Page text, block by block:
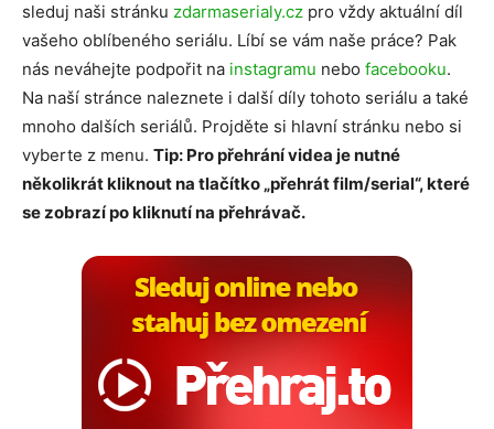
sleduj naši stránku zdarmaserialy.cz pro vždy aktuální díl
vašeho oblíbeného seriálu. Líbí se vám naše práce? Pak
nás neváhejte podpořit na instagramu nebo facebooku.
Na naší stránce naleznete i další díly tohoto seriálu a také
mnoho dalších seriálů. Projděte si hlavní stránku nebo si
vyberte z menu. Tip: Pro přehrání videa je nutné
několikrát kliknout na tlačítko „přehrát film/serial“, které
se zobrazí po kliknutí na přehrávač.